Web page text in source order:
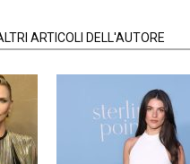
ARTICOLI DELL'AUTORE